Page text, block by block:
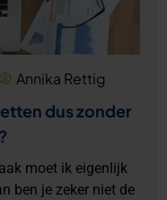
Annika Rettig
dus zonder
moet ik eigenlijk
ben je zeker niet de